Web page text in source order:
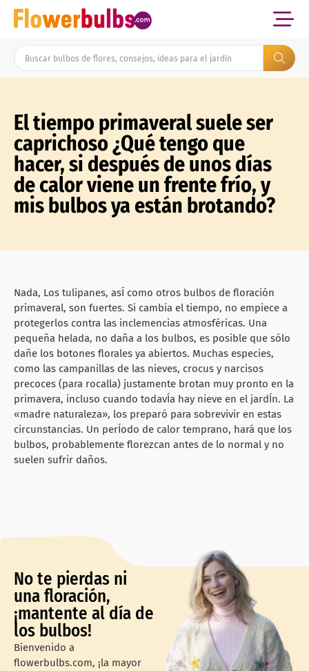
El tiempo primaveral suele ser
caprichoso ¿Qué tengo que
hacer, si después de unos días
de calor viene un frente frío, y
mis bulbos ya están brotando?
Nada, Los tulipanes, asÍ como otros bulbos de floración
primaveral, son fuertes. Si cambia el tiempo, no empiece a
protegerlos contra las inclemencias atmosféricas. Una
pequeña helada, no daña a los bulbos, es posible que sólo
dañe los botones florales ya abiertos. Muchas especies,
como las campanillas de las nieves, crocus y narcisos
precoces (para rocalla) justamente brotan muy pronto en la
primavera, incluso cuando todavÍa hay nieve en el jardÍn. La
«madre naturaleza», los preparó para sobrevivir en estas
circunstancias. Un perÍodo de calor temprano, hará que los
bulbos, probablemente florezcan antes de lo normal y no
suelen sufrir daños.
No te pierdas ni
una floración,
¡mantente al día de
los bulbos!
Bienvenido a
flowerbulbs.com, ¡la mayor